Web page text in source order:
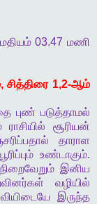
மதியம்03.47மணி
,சித்திரை1,2-ஆம்
புண் படுத்தாமல்
ராசியில்
சூரியன்
தாராள
பூரிப்பும் உண்டாகும்.
நிறைவேறும் இனிய
வழியில்
இருந்த